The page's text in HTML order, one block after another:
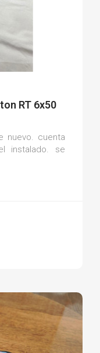
RT 6x50
nuevo. cuenta
instalado. se